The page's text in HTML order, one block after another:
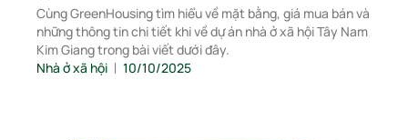
Cùng GreenHousing tìm hiểu về mặt bằng, giá mua bán và
những thông tin chi tiết khi về dự án nhà ở xã hội Tây Nam
Kim Giang trong bài viết dưới đây.
Nhà ở xã hội
10/10/2025